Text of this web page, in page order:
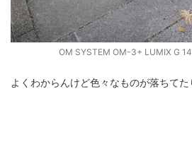
psobb ricoh SIGMA
TAMRON TG-6 THETA
OM SYSTEM OM-3+ LUMIX G
よくわからんけど色々なものが落ちて